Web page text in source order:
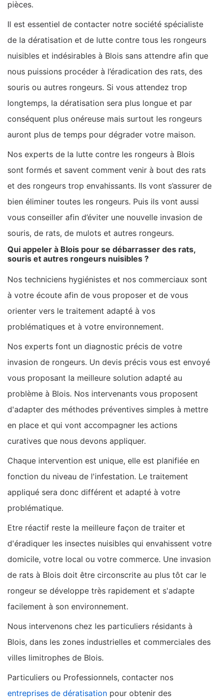
pièces.
Il est essentiel de contacter notre société spécialiste
de la dératisation et de lutte contre tous les rongeurs
nuisibles et indésirables à Blois sans attendre afin que
nous puissions procéder à l’éradication des rats, des
souris ou autres rongeurs. Si vous attendez trop
longtemps, la dératisation sera plus longue et par
conséquent plus onéreuse mais surtout les rongeurs
auront plus de temps pour dégrader votre maison.
Nos experts de la lutte contre les rongeurs à Blois
sont formés et savent comment venir à bout des rats
et des rongeurs trop envahissants. Ils vont s’assurer de
bien éliminer toutes les rongeurs. Puis ils vont aussi
vous conseiller afin d’éviter une nouvelle invasion de
souris, de rats, de mulots et autres rongeurs.
Qui appeler à Blois pour se débarrasser des rats,
souris et autres rongeurs nuisibles ?
Nos techniciens hygiénistes et nos commerciaux sont
à votre écoute afin de vous proposer et de vous
orienter vers le traitement adapté à vos
problématiques et à votre environnement.
Nos experts font un diagnostic précis de votre
invasion de rongeurs. Un devis précis vous est envoyé
vous proposant la meilleure solution adapté au
problème à Blois. Nos intervenants vous proposent
d'adapter des méthodes préventives simples à mettre
en place et qui vont accompagner les actions
curatives que nous devons appliquer.
Chaque intervention est unique, elle est planifiée en
fonction du niveau de l'infestation. Le traitement
appliqué sera donc différent et adapté à votre
problématique.
Etre réactif reste la meilleure façon de traiter et
d'éradiquer les insectes nuisibles qui envahissent votre
domicile, votre local ou votre commerce. Une invasion
de rats à Blois doit être circonscrite au plus tôt car le
rongeur se développe très rapidement et s'adapte
facilement à son environnement.
Nous intervenons chez les particuliers résidants à
Blois, dans les zones industrielles et commerciales des
villes limitrophes de Blois.
Particuliers ou Professionnels, contacter nos
entreprises de dératisation pour obtenir des